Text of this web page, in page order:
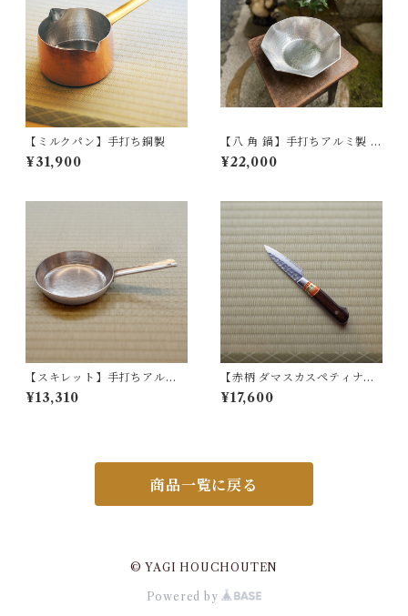
【ミルクパン】手打ち銅製
¥31,900
【八 角 鍋】手打ちアルミ製
※受注生産※
¥22,000
【スキレット】手打ちアルミ
製
¥13,310
【赤柄 ダマスカスペティナイ
フ】パーリングナイフ
¥17,600
商品一覧に戻る
© YAGI HOUCHOUTEN
Powered by